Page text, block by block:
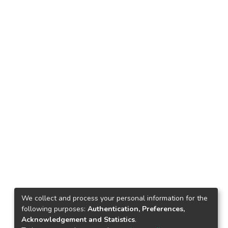
We collect and process your personal information for the
following purposes: Authentication, Preferences,
Acknowledgement and Statistics.